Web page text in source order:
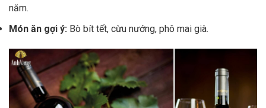
năm.
Món ăn gợi ý: Bò bít tết, cừu nướng, phô mai già.